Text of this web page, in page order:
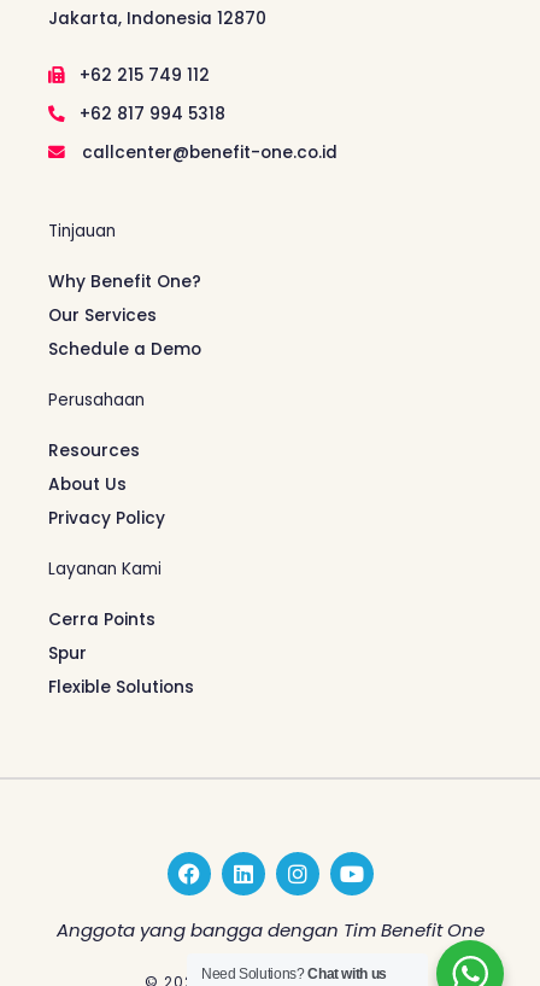
Jakarta, Indonesia 12870
+62 215 749 112
+62 817 994 5318
callcenter@benefit-one.co.id
Tinjauan
Why Benefit One?
Our Services
Schedule a Demo
Perusahaan
Resources
About Us
Privacy Policy
Layanan Kami
Cerra Points
Spur
Flexible Solutions
F
a
c
e
L
i
n
k
e
d
I
n
s
t
a
g
Y
o
u
t
b
Anggota yang bangga dengan Tim Benefit One
Need Solutions?Chat with us